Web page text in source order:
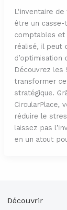
L’inventaire
être un
comptables et
réalisé, il peut
d’optimisation
Découvrez
transformer
stratégique.
CircularPlace,
réduire le
laissez pas
en un atout
Découvrir